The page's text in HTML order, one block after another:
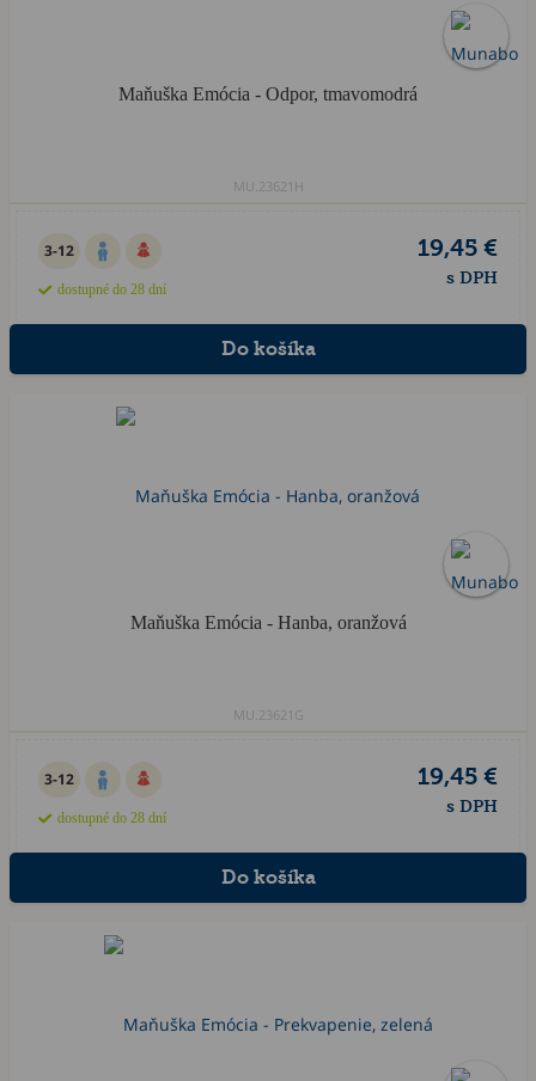
Maňuška Emócia - Odpor, tmavomodrá
MU.23621H
3-12
dostupné do 28 dní
19,45 €
s DPH
Maňuška Emócia - Hanba, oranžová
MU.23621G
3-12
dostupné do 28 dní
19,45 €
s DPH